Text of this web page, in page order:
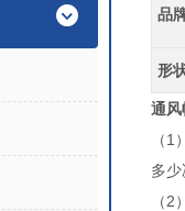
品
形
通风
（
多
（